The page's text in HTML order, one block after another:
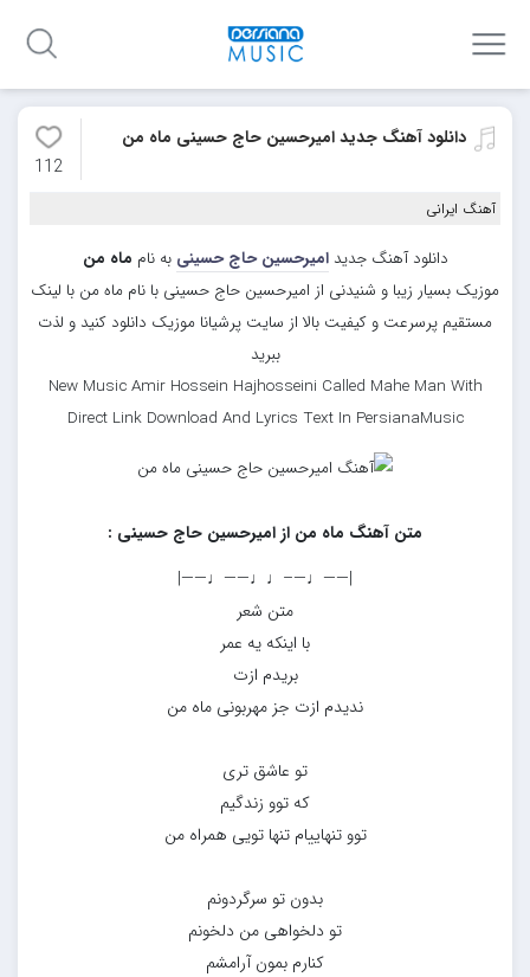
دانلود آهنگ جدید امیرحسین حاج حسینی ماه من
112
آهنگ ایرانی
دانلود آهنگ جدیدامیرحسین حاج حسینی به نام ماه من
موزیک بسیار زیبا و شنیدنی از امیرحسین حاج حسینی با نام ماه من با لینک
مستقیم پرسرعت و کیفیت بالا از سایت پرشیانا موزیک دانلود کنید و لذت
ببرید
New Music Amir Hossein Hajhosseini Called Mahe Man With
Direct Link Download And Lyrics Text In PersianaMusic
متن آهنگ ماه من از امیرحسین حاج حسینی :
|——♩—–♩♩——♩——|
متن شعر
با اینکه یه عمر
بریدم ازت
ندیدم ازت جز مهربونی ماه من
تو عاشق تری
که توو زندگیم
توو تنهاییام تنها تویی همراه من
بدون تو سرگردونم
تو دلخواهی من دلخونم
کنارم بمون آرامشم